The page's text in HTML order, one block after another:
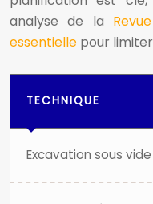
analyse de la
essentielle pour
TECHNIQUE
Excavation sous vide